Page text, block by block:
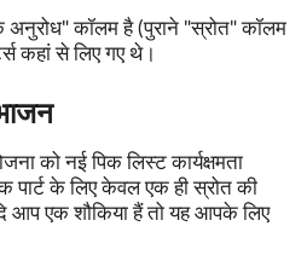
कॉलम है (पुराने "स्रोत" कॉलम
कहां से लिए गए थे।
को नई पिक लिस्ट कार्यक्षमता
पार्ट के लिए केवल एक ही स्रोत की
आप एक शौकिया हैं तो यह आपके लिए